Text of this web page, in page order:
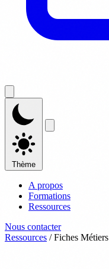
Thème
A propos
Formations
Ressources
Nous contacter
Ressources / Fiches Métiers